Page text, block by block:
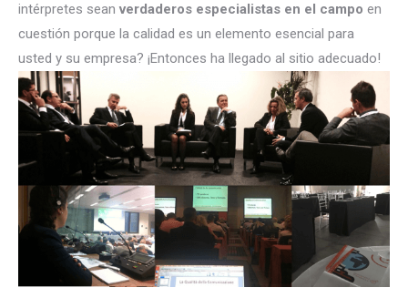
intérpretes sean verdaderos especialistas en el campo en
cuestión porque la calidad es un elemento esencial para
usted y su empresa? ¡Entonces ha llegado al sitio adecuado!